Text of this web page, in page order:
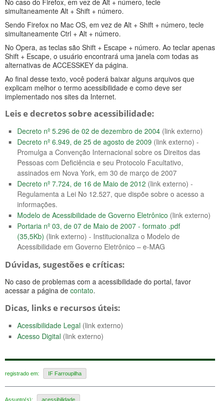
simultaneamente Alt + Shift + número.
Sendo Firefox no Mac OS, em vez de Alt + Shift + número, tecle
simultaneamente Ctrl + Alt + número.
No Opera, as teclas são Shift + Escape + número. Ao teclar apenas
Shift + Escape, o usuário encontrará uma janela com todas as
alternativas de ACCESSKEY da página.
Ao final desse texto, você poderá baixar alguns arquivos que
explicam melhor o termo acessibilidade e como deve ser
implementado nos sites da Internet.
Leis e decretos sobre acessibilidade:
Decreto nº 5.296 de 02 de dezembro de 2004 (link externo)
Decreto nº 6.949, de 25 de agosto de 2009 (link externo) -
Promulga a Convenção Internacional sobre os Direitos das
Pessoas com Deficiência e seu Protocolo Facultativo,
assinados em Nova York, em 30 de março de 2007
Decreto nº 7.724, de 16 de Maio de 2012 (link externo) -
Regulamenta a Lei No 12.527, que dispõe sobre o acesso a
informações.
Modelo de Acessibilidade de Governo Eletrônico (link externo)
Portaria nº 03, de 07 de Maio de 2007 - formato .pdf
(35,5Kb) (link externo) - Institucionaliza o Modelo de
Acessibilidade em Governo Eletrônico – e-MAG
Dúvidas, sugestões e críticas:
No caso de problemas com a acessibilidade do portal, favor
acessar a página de contato.
Dicas, links e recursos úteis:
Acessibilidade Legal (link externo)
Acesso Digital (link externo)
registrado em: IF Farroupilha
Assunto(s): acessibilidade